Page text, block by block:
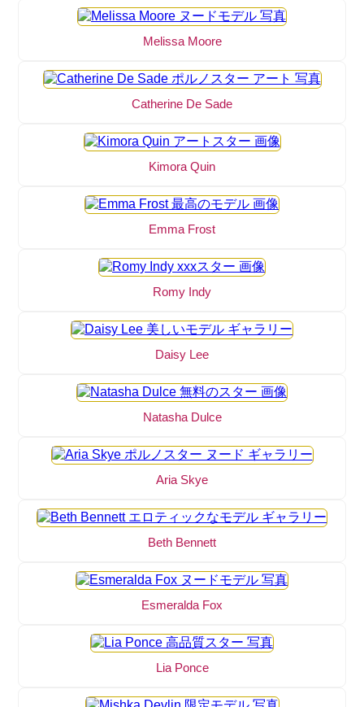
Melissa Moore
Catherine De Sade
Kimora Quin
Emma Frost
Romy Indy
Daisy Lee
Natasha Dulce
Aria Skye
Beth Bennett
Esmeralda Fox
Lia Ponce